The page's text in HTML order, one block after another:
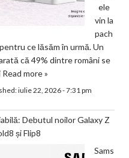
ele
vin la
pach
ce lăsăm în urmă. Un
că 49% dintre români se
Read more »
iulie 22, 2026 - 7:31 pm
Debutul noilor Galaxy Z
și Flip8
Sams